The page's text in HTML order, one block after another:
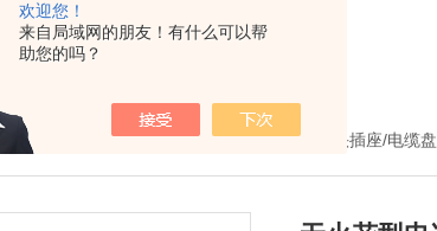
欢迎您！
来自局域网的朋友！有什么可以帮
助您的吗？
我的位置： 首页>产品中心> >防爆插头插座/电缆盘